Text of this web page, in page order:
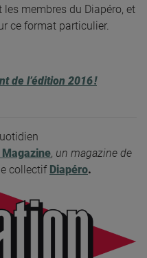
membres du Diapéro, et
ce format particulier.
de l’édition 2016 !
Magazine, un magazine de
collectif Diapéro.